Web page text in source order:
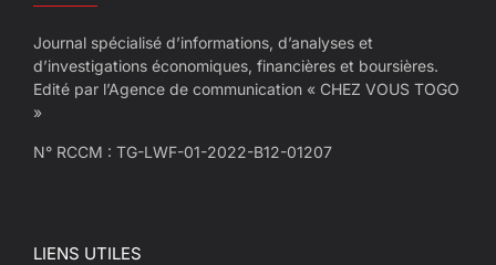
Journal spécialisé d’informations, d’analyses et
d’investigations économiques, financières et boursières.
Edité par l’Agence de communication « CHEZ VOUS TOGO
»
N° RCCM : TG-LWF-01-2022-B12-01207
LIENS UTILES